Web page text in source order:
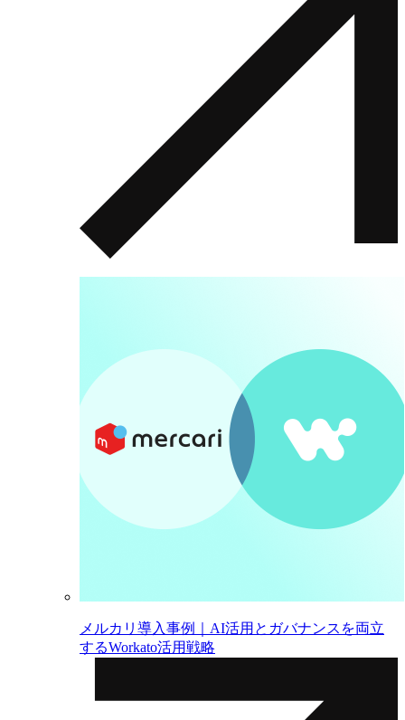
メルカリ導入事例｜AI活用とガバナンスを両立
するWorkato活用戦略